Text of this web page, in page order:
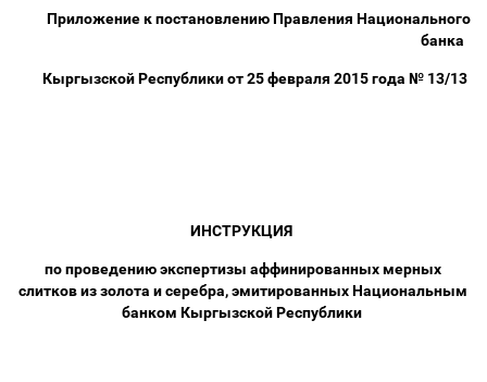
Приложение к постановлению Правления Национального
банка
Кыргызской Республики от 25 февраля 2015 года № 13/13
ИНСТРУКЦИЯ
по проведению экспертизы аффинированных мерных
слитков из золота и серебра, эмитированных Национальным
банком Кыргызской Республики